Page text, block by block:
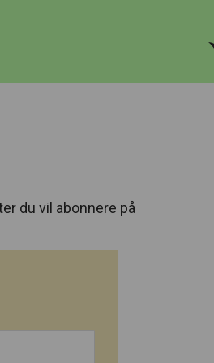
du vil abonnere på